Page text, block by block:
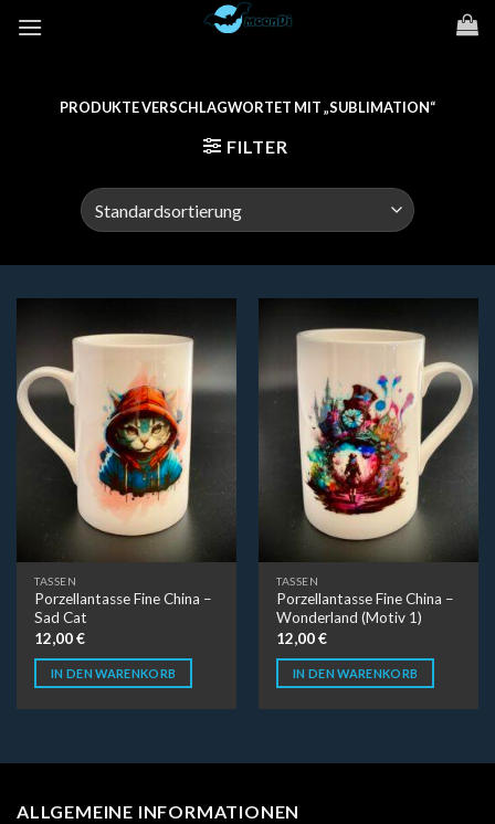
Inhalt
PRODUKTE VERSCHLAGWORTET MIT „SUBLIMATION“
FILTER
TASSEN
Porzellantasse Fine China –
Sad Cat
12,00€
IN DEN WARENKORB
TASSEN
Porzellantasse Fine China –
Wonderland (Motiv 1)
12,00€
IN DEN WARENKORB
ALLGEMEINE INFORMATIONEN